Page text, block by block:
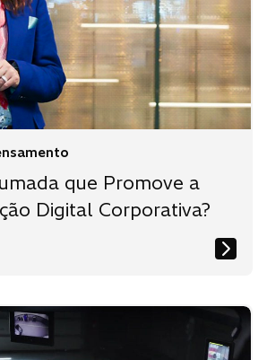
que Promove a
Digital Corporativa?